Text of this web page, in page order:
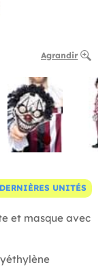
Agrandir
DERNIÈRES UNITÉS
et masque avec